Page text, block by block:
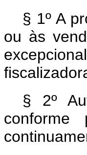
§ 1º A
ou às
§ 2º